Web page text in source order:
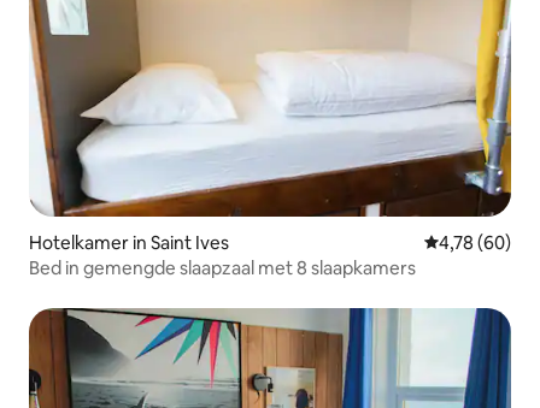
Hotelkamer in Saint Ives Gemiddelde
4,78 (60)
Bed in gemengde slaapzaal met 8 slaapkamers